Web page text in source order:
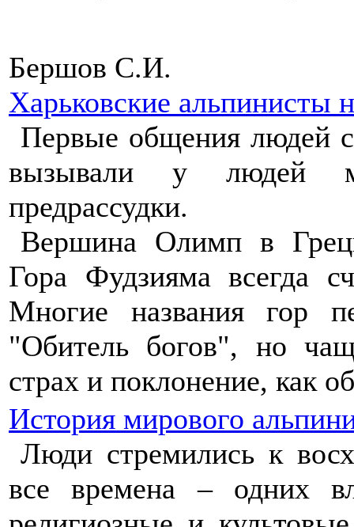
Бершов С.И.
Харьковские альпинисты
Первые общения людей
вызывали у людей
предрассудки.
Вершина Олимп в
Гора Фудзияма всегда
Многие названия гор
"Обитель богов", но
страх и поклонение, как
История мирового
Люди стремились к
все времена – одних